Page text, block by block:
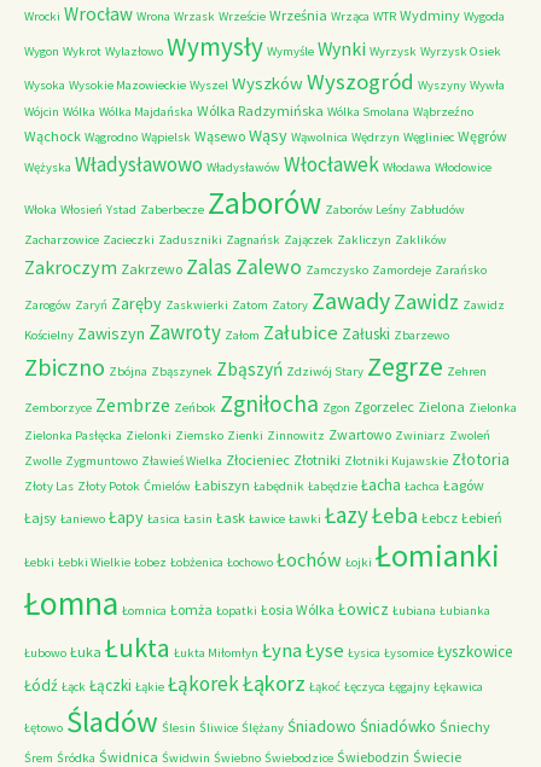
Wrocki Wrocław Wrona Wrzask Wrzeście Września Wrząca WTR Wydminy Wygoda
Wygon Wykrot Wylazłowo Wymysły Wymyśle Wynki Wyrzysk Wyrzysk Osiek
Wysoka Wysokie Mazowieckie Wyszel WyszkówWyszogród Wyszyny Wywła
Wójcin Wólka Wólka Majdańska Wólka Radzymińska Wólka Smolana Wąbrzeźno
Wąchock Wągrodno Wąpielsk Wąsewo Wąsy Wąwolnica Wędrzyn Węgliniec Węgrów
Wężyska Władysławowo Władysławów Włocławek Włodawa Włodowice
Włoka Włosień Ystad Zaberbecze Zaborów Zaborów Leśny Zabłudów
Zacharzowice Zacieczki Zaduszniki Zagnańsk Zajączek Zakliczyn Zaklików
Zakroczym Zakrzewo ZalasZalewo Zamczysko Zamordeje Zarańsko
Zarogów Zaryń Zaręby Zaskwierki Zatom Zatory ZawadyZawidz Zawidz
Kościelny Zawiszyn Zawroty Załom Załubice Załuski Zbarzewo
Zbiczno Zbójna Zbąszynek Zbąszyń Zdziwój Stary Zegrze Zehren
Zemborzyce Zembrze Zeńbok Zgniłocha Zgon Zgorzelec Zielona Zielonka
Zielonka Pasłęcka Zielonki Ziemsko Zienki Zinnowitz Zwartowo Zwiniarz Zwoleń
Zwolle Zygmuntowo Zławieś Wielka Złocieniec Złotniki Złotniki Kujawskie Złotoria
Złoty Las Złoty Potok Ćmielów Łabiszyn Łabędnik Łabędzie Łacha Łachca Łagów
Łajsy Łaniewo Łapy Łasica Łasin Łask Ławice Ławki ŁazyŁeba Łebcz Łebień
Łebki Łebki Wielkie Łobez Łobżenica Łochowo Łochów Łojki Łomianki
Łomna Łomnica Łomża Łopatki Łosia Wólka Łowicz Łubiana Łubianka
Łubowo Łuka Łukta Łukta Miłomłyn ŁynaŁyse Łysica Łysomice Łyszkowice
Łódź Łąck Łączki Łąkie ŁąkorekŁąkorz Łąkoć Łęczyca Łęgajny Łękawica
Łętowo Śladów Ślesin Śliwice Ślężany Śniadowo Śniadówko Śniechy
Śrem Śródka Świdnica Świdwin Świebno Świebodzice Świebodzin Świecie